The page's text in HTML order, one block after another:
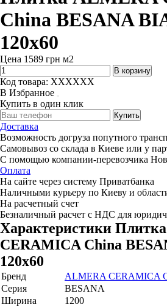
China BESANA
120x60
Цена 1589 грн м2
В корзину
Код товара: XXXXXX
В Избранное
Купить в один клик
Купить
Доставка
Возможность догруза попутного
Самовывоз со склада в Киеве или у
С помощью компании-перевозчика
Оплата
На сайте через систему Приватбанка
Наличными курьеру по Киеву и
На расчетный счет
Безналичный расчет с НДС для
Характеристики
CERAMICA China
120x60
Бренд
ALMERA CERAMICA
Серия
BESANA
Ширина
1200